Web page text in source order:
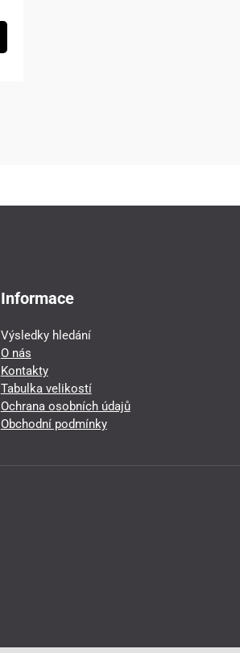
Informace
Výsledky hledání
O nás
Kontakty
Tabulka velikostí
Ochrana osobních údajů
Obchodní podmínky